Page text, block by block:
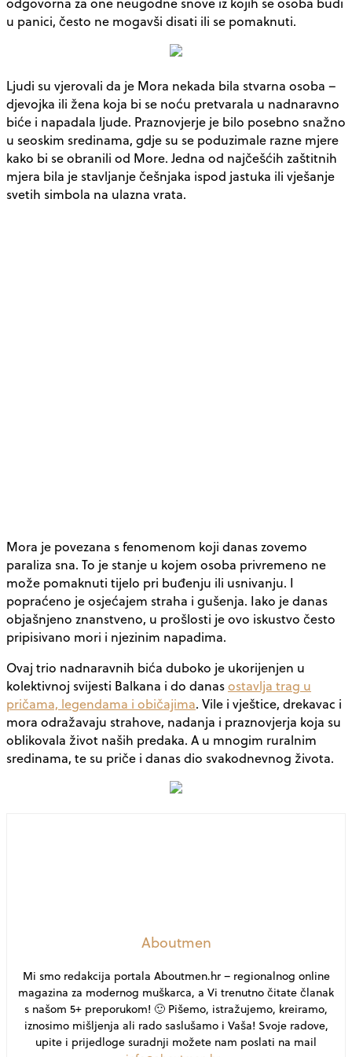
u panici, često ne mogavši disati ili se pomaknuti.
Ljudi su vjerovali da je Mora nekada bila stvarna osoba –
djevojka ili žena koja bi se noću pretvarala u nadnaravno
biće i napadala ljude. Praznovjerje je bilo posebno snažno
u seoskim sredinama, gdje su se poduzimale razne mjere
kako bi se obranili od More. Jedna od najčešćih zaštitnih
mjera bila je stavljanje češnjaka ispod jastuka ili vješanje
svetih simbola na ulazna vrata.
Mora je povezana s fenomenom koji danas zovemo
paraliza sna. To je stanje u kojem osoba privremeno ne
može pomaknuti tijelo pri buđenju ili usnivanju. I
popraćeno je osjećajem straha i gušenja. Iako je danas
objašnjeno znanstveno, u prošlosti je ovo iskustvo često
pripisivano mori i njezinim napadima.
Ovaj trio nadnaravnih bića duboko je ukorijenjen u
kolektivnoj svijesti Balkana i do danasostavlja trag u
pričama, legendama i običajima. Vile i vještice, drekavac i
mora odražavaju strahove, nadanja i praznovjerja koja su
oblikovala život naših predaka. A u mnogim ruralnim
sredinama, te su priče i danas dio svakodnevnog života.
Aboutmen
Mi smo redakcija portala Aboutmen.hr – regionalnog online
magazina za modernog muškarca, a Vi trenutno čitate članak
s našom 5+ preporukom! 🙂 Pišemo, istražujemo, kreiramo,
iznosimo mišljenja ali rado saslušamo i Vaša! Svoje radove,
upite i prijedloge suradnji možete nam poslati na mail